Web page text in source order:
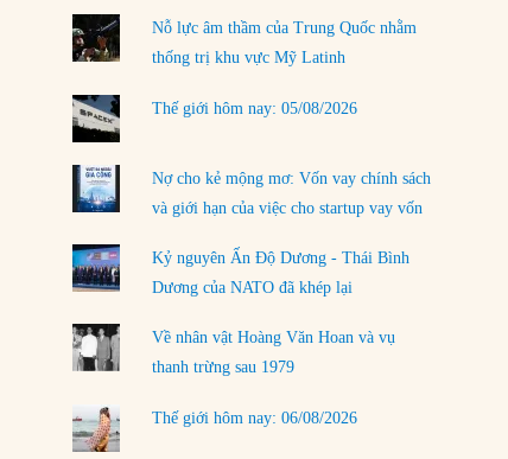
31/07/2026
phải chịu đựng?
30/07/2026
Tập tìm cách chôn vùi bê bối chấn động vòng
tròn thân cận của mình
LOAD MORE
Nỗ lực âm thầm của Trung Quốc nhằm
thống trị khu vực Mỹ Latinh
Thế giới hôm nay: 05/08/2026
Nợ cho kẻ mộng mơ: Vốn vay chính sách
và giới hạn của việc cho startup vay vốn
Kỷ nguyên Ấn Độ Dương - Thái Bình
Dương của NATO đã khép lại
Về nhân vật Hoàng Văn Hoan và vụ
thanh trừng sau 1979
Thế giới hôm nay: 06/08/2026